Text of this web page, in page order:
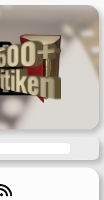
RSS-Feed